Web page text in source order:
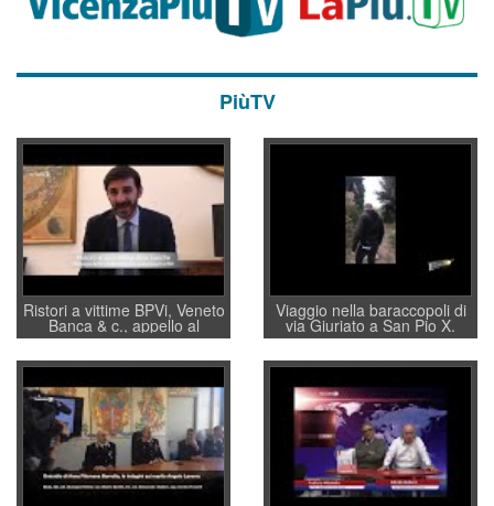
PiùTV
Ristori a vittime BPVi, Veneto
Banca & c., appello al
sottosegretario Alessio
Villarosa: per mettere ordine
convochi con Di Maio CNCU
a supporto della cabina di
regia al Mef
Viaggio nella baraccopoli di
via Giuriato a San Pio X.
Vicenza ai Vicentini: “faremo
un regalo di Natale ai
residenti”